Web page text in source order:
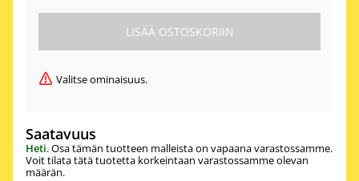
Valitse ominaisuus.
Saatavuus
Heti. Osa tämän tuotteen malleista on vapaana varastossamme.
Voit tilata tätä tuotetta korkeintaan varastossamme olevan
määrän.